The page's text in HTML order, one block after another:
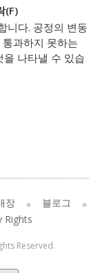
(F)
니다. 공정의 변동
과하지 못하는
나타낼 수 있습
장
블로그
Rights
Reserved.